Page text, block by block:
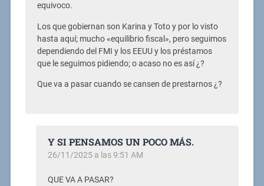
equivoco.
Los que gobiernan son Karina y Toto y por lo visto
hasta aquí; mucho «equilibrio fiscal», pero seguimos
dependiendo del FMI y los EEUU y los préstamos
que le seguimos pidiendo; o acaso no es así ¿?
Que va a pasar cuando se cansen de prestarnos ¿?
Y SI PENSAMOS UN POCO MÁS.
26/11/2025 a las 9:51 AM
QUE VA A PASAR?